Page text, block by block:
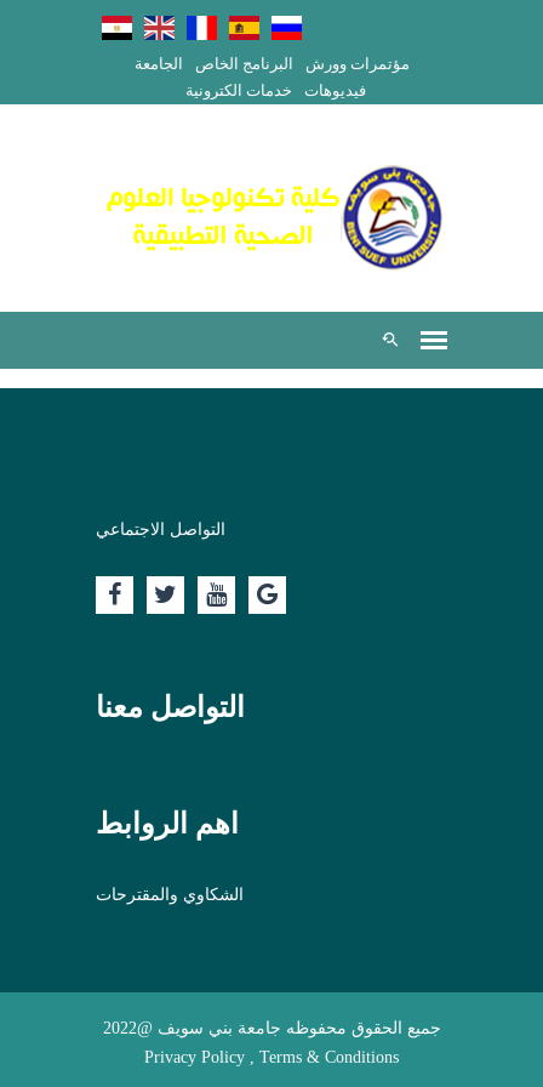
الجامعة البرنامج الخاص
مؤتمرات وورش
خدمات الكترونية
فيديوهات
التواصل الاجتماعي
التواصل معنا
اهم الروابط
الشكاوي والمقترحات
جميع الحقوق محفوظه جامعة بني سويف @2022
Privacy Policy , Terms & Conditions